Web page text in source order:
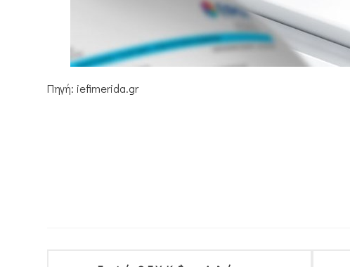
Πηγή: iefimerida.gr